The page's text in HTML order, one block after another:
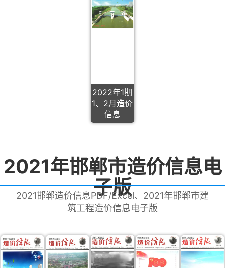
2022年1期
1、2月造价
信息
2021年邯郸市造价信息电
子版
2021邯郸造价信息PDF/Excel、2021年邯郸市建
筑工程造价信息电子版